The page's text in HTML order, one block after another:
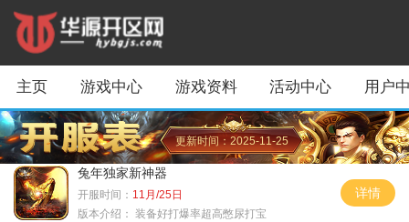
主页 游戏中心 游戏资料 活动中心 用户
更新时间：2025-11-25
兔年独家新神器
开服时间： 11月/25日
版本介绍： 装备好打爆率超高憋尿打宝
详情